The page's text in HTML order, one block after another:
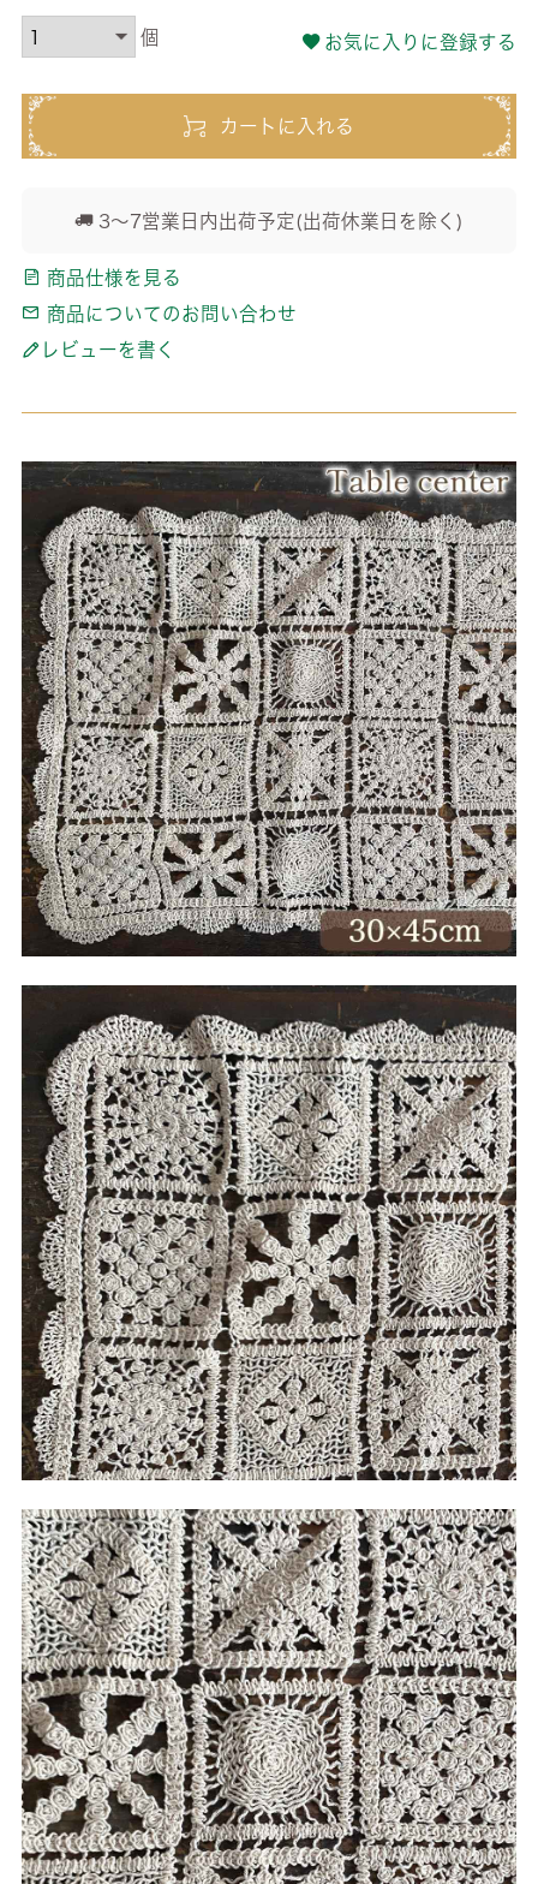
お気に入りに登録する
カートに入れる
3～7営業日内出荷予定(出荷休業日を除く)
商品仕様を見る
商品についてのお問い合わせ
レビューを書く